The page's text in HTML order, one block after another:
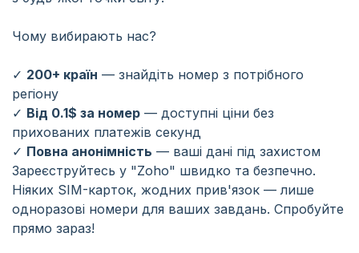
Чому вибирають нас?
✓ 200+ країн — знайдіть номер з потрібного
регіону
✓ Від 0.1$ за номер — доступні ціни без
прихованих платежів секунд
✓ Повна анонімність — ваші дані під захистом
Зареєструйтесь у "Zoho" швидко та безпечно.
Ніяких SIM-карток, жодних прив'язок — лише
одноразові номери для ваших завдань. Спробуйте
прямо зараз!